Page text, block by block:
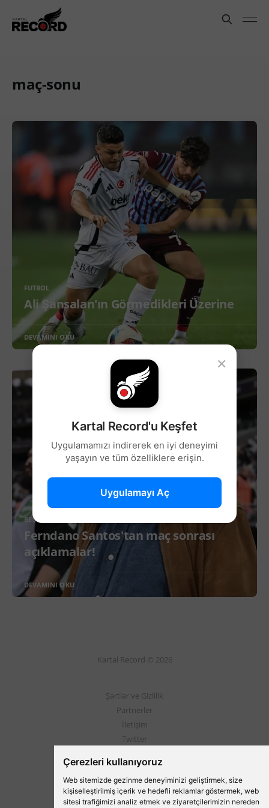
Çerezleri kullanıyoruz
Web sitemizde gezinme deneyiminizi geliştirmek, size
kişiselleştirilmiş içerik ve hedefli reklamlar göstermek, web
sitesi trafiğimizi analiz etmek ve ziyaretçilerimizin nereden
maç-sonu
FUTBOL
Ali Şansalan'ın Görmedikleri Üzerine
DEVAMINI OKU
BEŞIKTAŞ
Ferndano Santos'tan maç sonrası
açıklamalar!
DEVAMINI OKU
Kartal Record © 2026
Şartlar ve Gizlilik
Partnerler
İletişim
Twitter
Beşiktaş'ın Medyası
×
Kartal Record'u Keşfet
Uygulamamızı indirerek en iyi deneyimi
yaşayın ve tüm özelliklere erişin.
Uygulamayı Aç